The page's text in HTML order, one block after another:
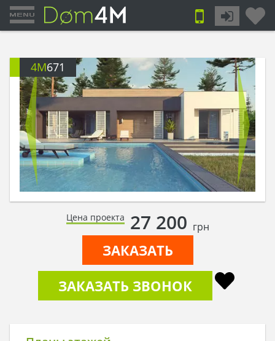
4M671
Цена проекта 27 200 грн
ЗАКАЗАТЬ
ЗАКАЗАТЬ ЗВОНОК